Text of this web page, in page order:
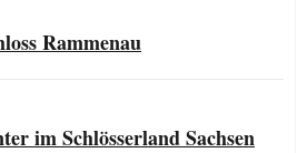
Rammenau
im Schlösserland Sachsen